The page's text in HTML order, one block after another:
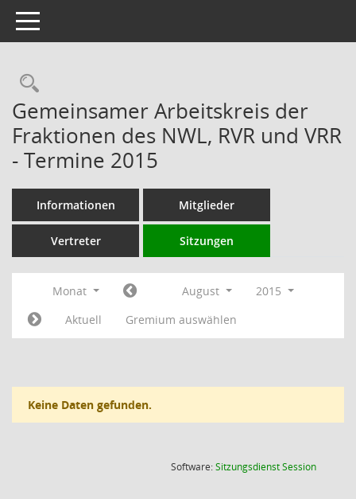
Toggle navigation
Rechercheauswahl
Gemeinsamer Arbeitskreis der
Fraktionen des NWL, RVR und VRR
- Termine 2015
Informationen Mitglieder
Vertreter Sitzungen
Monat August
2015
Aktuell
Gremium auswählen
Keine Daten gefunden.
Software:SitzungsdienstSession(Wird in